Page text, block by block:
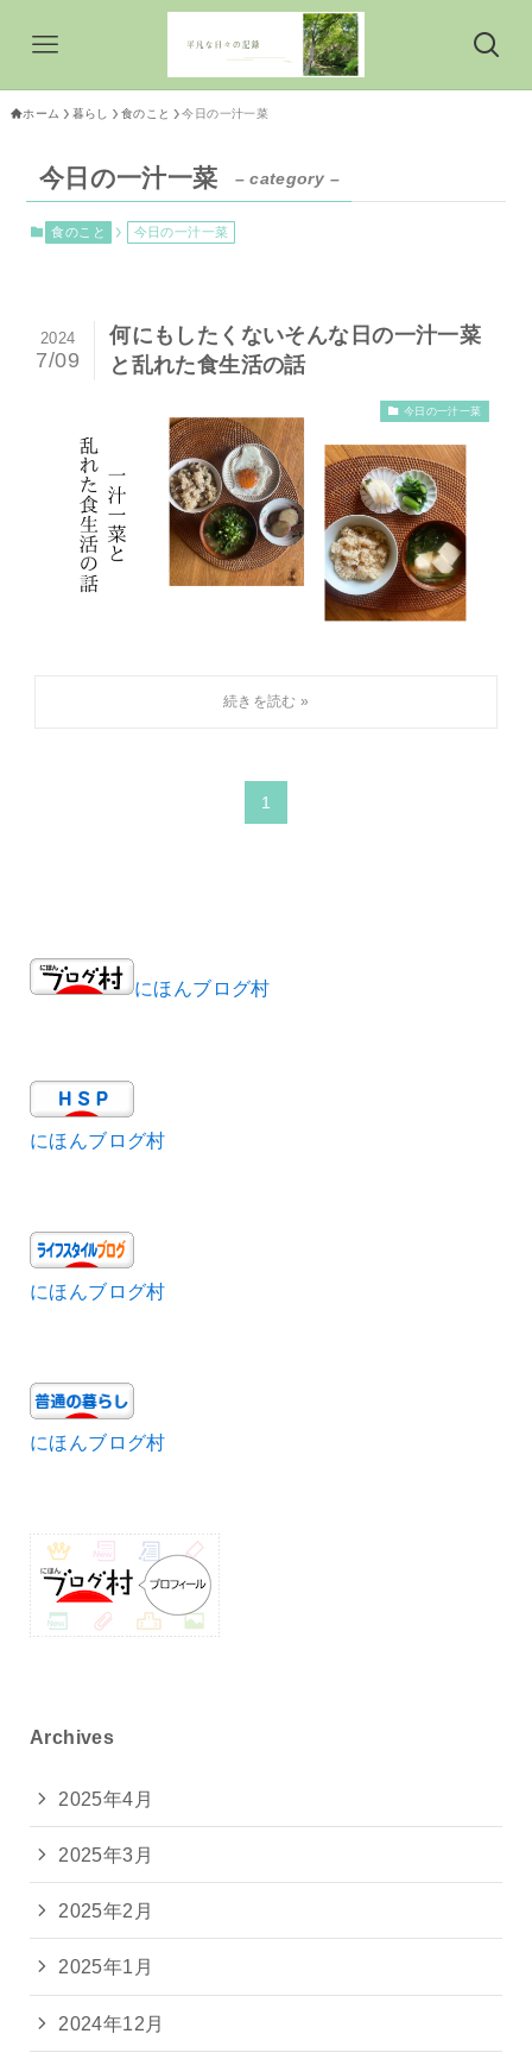
ホーム 暮らし 食のこと 今日の一汁一菜
今日の一汁一菜 – category –
食のこと 今日の一汁一菜
何にもしたくないそんな日の一汁一菜
と乱れた食生活の話
2024
7/09
今日の一汁一菜
1
にほんブログ村
にほんブログ村
にほんブログ村
にほんブログ村
Archives
2025年4月
2025年3月
2025年2月
2025年1月
2024年12月